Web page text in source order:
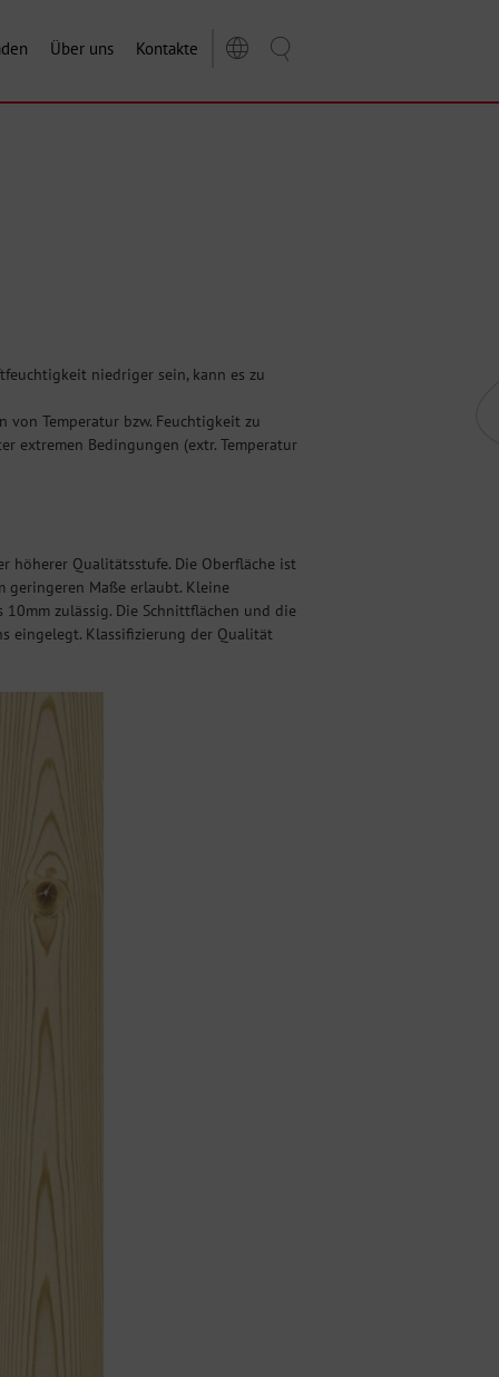
Über uns Kontakte
niedriger sein, kann es zu
von Temperatur bzw. Feuchtigkeit zu
extremen Bedingungen (extr. Temperatur
höherer Qualitätsstufe. Die Oberfläche ist
geringeren Maße erlaubt. Kleine
zulässig. Die Schnittflächen und die
eingelegt. Klassifizierung der Qualität